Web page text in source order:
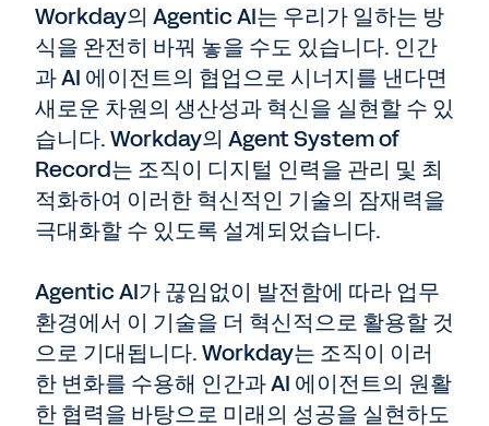
Workday의 Agentic AI는 우리가 일하는 방
식을 완전히 바꿔 놓을 수도 있습니다. 인간
과 AI 에이전트의 협업으로 시너지를 낸다면
새로운 차원의 생산성과 혁신을 실현할 수 있
습니다. Workday의 Agent System of
Record는 조직이 디지털 인력을 관리 및 최
적화하여 이러한 혁신적인 기술의 잠재력을
극대화할 수 있도록 설계되었습니다.
Agentic AI가 끊임없이 발전함에 따라 업무
환경에서 이 기술을 더 혁신적으로 활용할 것
으로 기대됩니다. Workday는 조직이 이러
한 변화를 수용해 인간과 AI 에이전트의 원활
한 협력을 바탕으로 미래의 성공을 실현하도